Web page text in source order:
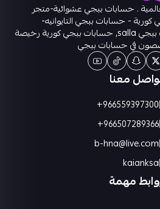
. حسابات ببجي عشوائية-متجر
- حسابات ببجي التايوانيه-
حسابات ببجي سله حسابات ببجي salla, حسابات ببجي كورية رخيصة
في حسابات ببجي
مهمة
معنا
+966559397300
+966507289366
b-hna@live.com
kaianksa